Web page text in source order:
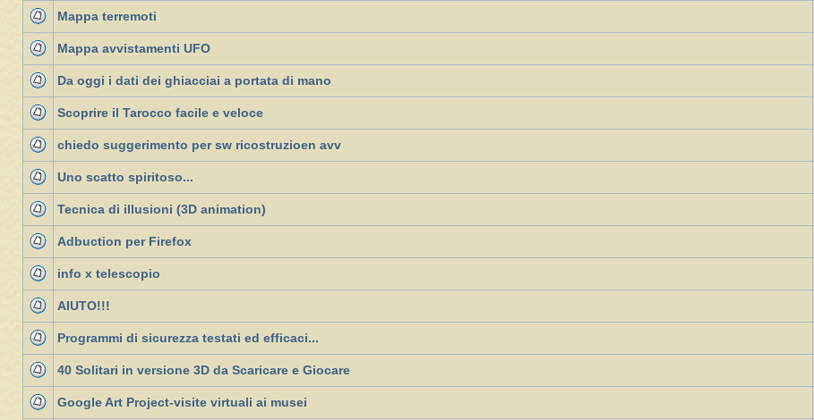
Mappa terremoti
Mappa avvistamenti UFO
Da oggi i dati dei ghiacciai a portata di mano
Scoprire il Tarocco facile e veloce
chiedo suggerimento per sw ricostruzioen avv
Uno scatto spiritoso...
Tecnica di illusioni (3D animation)
Adbuction per Firefox
info x telescopio
AIUTO!!!
Programmi di sicurezza testati ed efficaci...
40 Solitari in versione 3D da Scaricare e Giocare
Google Art Project-visite virtuali ai musei